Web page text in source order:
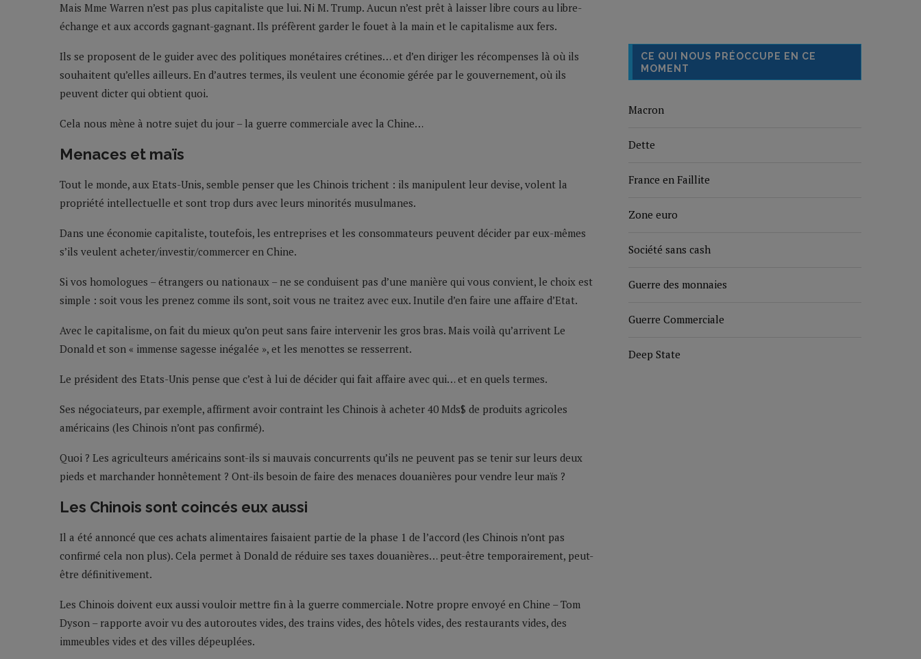
Mais Mme Warren n’est pas plus capitaliste que lui. Ni M. Trump. Aucun n’est prêt à laisser libre cours au libre-
échange et aux accords gagnant-gagnant. Ils préfèrent garder le fouet à la main et le capitalisme aux fers.
Ils se proposent de le guider avec des politiques monétaires crétines… et d’en diriger les récompenses là où ils
souhaitent qu’elles ailleurs. En d’autres termes, ils veulent une économie gérée par le gouvernement, où ils
peuvent dicter qui obtient quoi.
Cela nous mène à notre sujet du jour – la guerre commerciale avec la Chine…
Menaces et maïs
Tout le monde, aux Etats-Unis, semble penser que les Chinois trichent : ils manipulent leur devise, volent la
propriété intellectuelle et sont trop durs avec leurs minorités musulmanes.
Dans une économie capitaliste, toutefois, les entreprises et les consommateurs peuvent décider par eux-mêmes
s’ils veulent acheter/investir/commercer en Chine.
Si vos homologues – étrangers ou nationaux – ne se conduisent pas d’une manière qui vous convient, le choix est
simple : soit vous les prenez comme ils sont, soit vous ne traitez avec eux. Inutile d’en faire une affaire d’Etat.
Avec le capitalisme, on fait du mieux qu’on peut sans faire intervenir les gros bras. Mais voilà qu’arrivent Le
Donald et son « immense sagesse inégalée », et les menottes se resserrent.
Le président des Etats-Unis pense que c’est à lui de décider qui fait affaire avec qui… et en quels termes.
Ses négociateurs, par exemple, affirment avoir contraint les Chinois à acheter 40 Mds$ de produits agricoles
américains (les Chinois n’ont pas confirmé).
Quoi ? Les agriculteurs américains sont-ils si mauvais concurrents qu’ils ne peuvent pas se tenir sur leurs deux
pieds et marchander honnêtement ? Ont-ils besoin de faire des menaces douanières pour vendre leur maïs ?
Les Chinois sont coincés eux aussi
Il a été annoncé que ces achats alimentaires faisaient partie de la phase 1 de l’accord (les Chinois n’ont pas
confirmé cela non plus). Cela permet à Donald de réduire ses taxes douanières… peut-être temporairement, peut-
être définitivement.
Les Chinois doivent eux aussi vouloir mettre fin à la guerre commerciale. Notre propre envoyé en Chine – Tom
Dyson – rapporte avoir vu des autoroutes vides, des trains vides, des hôtels vides, des restaurants vides, des
immeubles vides et des villes dépeuplées.
CE QUI NOUS PRÉOCCUPE EN CE
MOMENT
Macron
Dette
France en Faillite
Zone euro
Société sans cash
Guerre des monnaies
Guerre Commerciale
Deep State